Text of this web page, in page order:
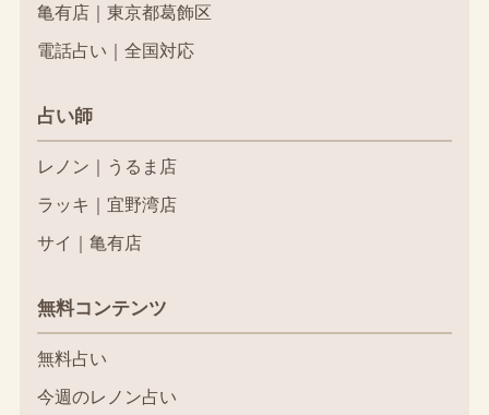
亀有店｜東京都葛飾区
電話占い｜全国対応
占い師
レノン｜うるま店
ラッキ｜宜野湾店
サイ｜亀有店
無料コンテンツ
無料占い
今週のレノン占い